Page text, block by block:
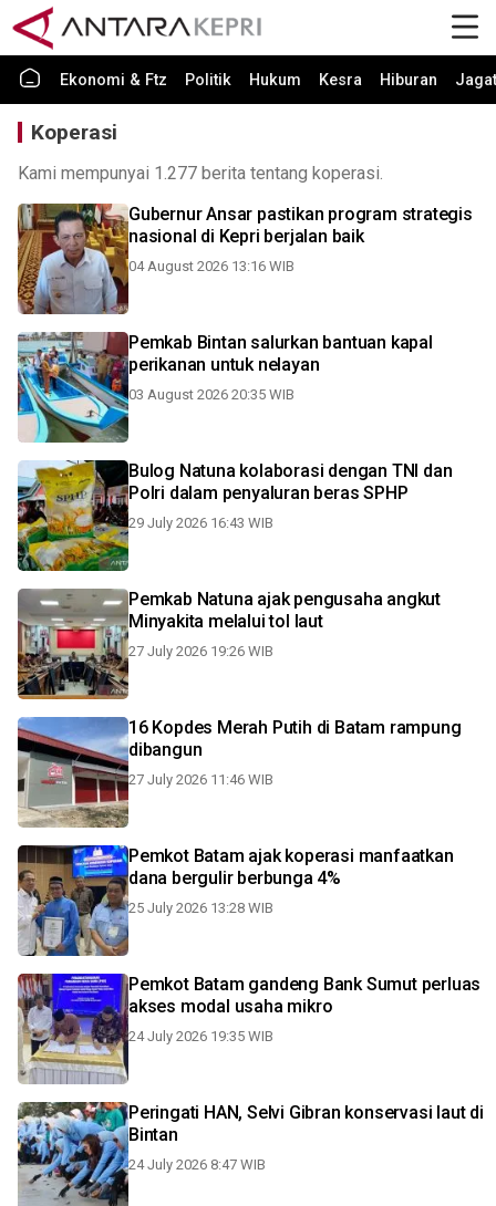
Ekonomi & Ftz Politik Hukum Kesra Hiburan Jagat
Koperasi
Kami mempunyai 1.277 berita tentang koperasi.
Gubernur Ansar pastikan program strategis
nasional di Kepri berjalan baik
04 August 2026 13:16 WIB
Pemkab Bintan salurkan bantuan kapal
perikanan untuk nelayan
03 August 2026 20:35 WIB
Bulog Natuna kolaborasi dengan TNI dan
Polri dalam penyaluran beras SPHP
29 July 2026 16:43 WIB
Pemkab Natuna ajak pengusaha angkut
Minyakita melalui tol laut
27 July 2026 19:26 WIB
16 Kopdes Merah Putih di Batam rampung
dibangun
27 July 2026 11:46 WIB
Pemkot Batam ajak koperasi manfaatkan
dana bergulir berbunga 4%
25 July 2026 13:28 WIB
Pemkot Batam gandeng Bank Sumut perluas
akses modal usaha mikro
24 July 2026 19:35 WIB
Peringati HAN, Selvi Gibran konservasi laut di
Bintan
24 July 2026 8:47 WIB